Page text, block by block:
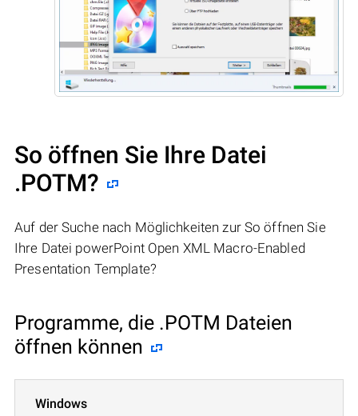
So öffnen Sie Ihre Datei
.POTM?
Auf der Suche nach Möglichkeiten zur So öffnen Sie
Ihre Datei powerPoint Open XML Macro-Enabled
Presentation Template?
Programme, die .POTM Dateien
öffnen können
Windows